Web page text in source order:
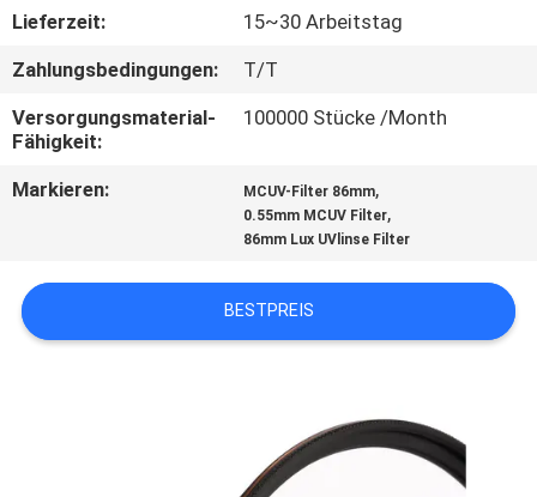
TRETEN
MIT
UNS
FORDERN
Lieferzeit:
15~30 Arbeitstag
Zahlungsbedingungen:
T/T
Versorgungsmaterial-
Fähigkeit:
100000 Stücke /Month
Markieren: MCUV-Filter 86mm,
0.55mm MCUV Filter,
86mm Lux UVlinse Filter
BESTPREIS